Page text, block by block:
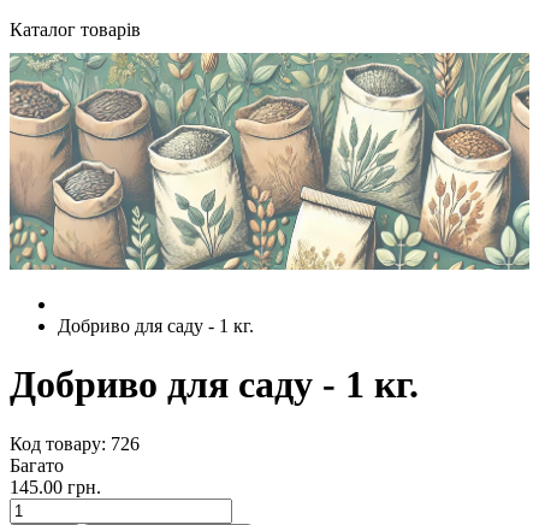
Каталог товарів
Добриво для саду - 1 кг.
Добриво для саду - 1 кг.
Код товару: 726
Багато
145.00 грн.